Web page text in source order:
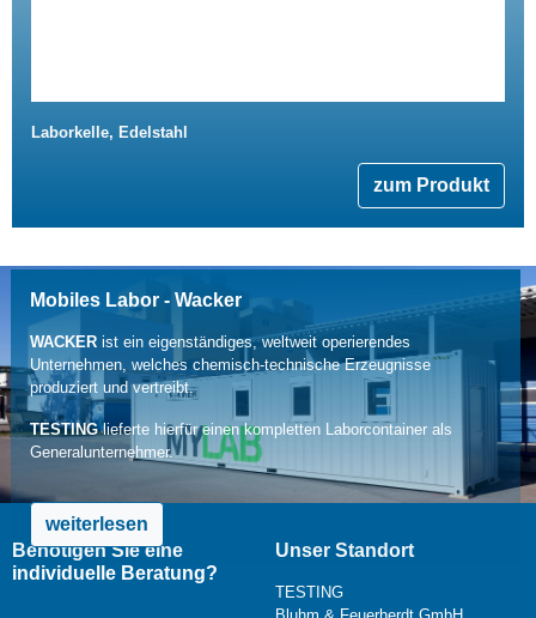
Laborkelle, Edelstahl
zum Produkt
Mobiles Labor - Wacker
WACKERist ein eigenständiges, weltweit operierendes
Unternehmen, welches chemisch-technische Erzeugnisse
produziert und vertreibt.
TESTINGlieferte hierfür einen kompletten Laborcontainer als
Generalunternehmer.
weiterlesen
Benötigen Sie eine
individuelle Beratung?
Unser Standort
TESTING